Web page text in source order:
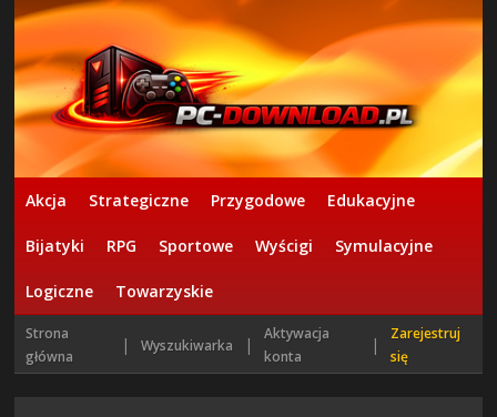
Akcja Strategiczne Przygodowe Edukacyjne
Bijatyki RPG Sportowe Wyścigi Symulacyjne
Logiczne Towarzyskie
Strona
główna
| Wyszukiwarka |
Aktywacja
konta
|
Zarejestruj
się